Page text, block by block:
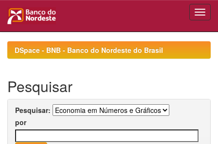
navigationDSpace - BNB - Banco do Nordeste do Brasil
Pesquisar
Pesquisar:
por